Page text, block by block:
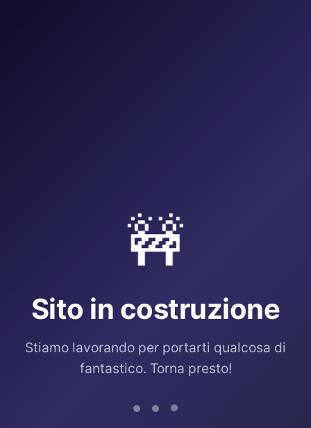
🚧
Sito in costruzione
Stiamo lavorando per portarti qualcosa di
fantastico. Torna presto!